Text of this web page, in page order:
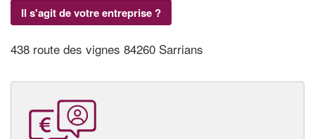
Il s'agit de votre entreprise ?
438 route des vignes 84260 Sarrians